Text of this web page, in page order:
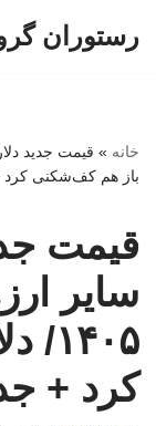
رستوران
خانه »
باز هم کف‌شکنی کرد
قیمت
کرد +